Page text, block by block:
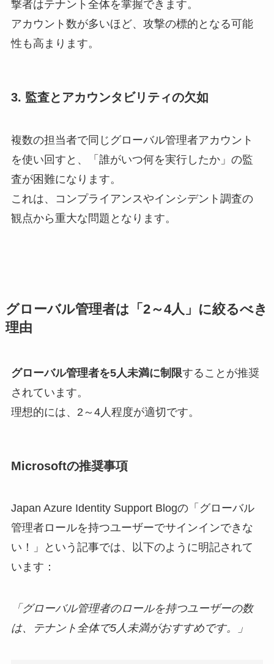
撃者はテナント全体を掌握できます。
アカウント数が多いほど、攻撃の標的となる可能
性も高まります。
3. 監査とアカウンタビリティの欠如
複数の担当者で同じグローバル管理者アカウント
を使い回すと、「誰がいつ何を実行したか」の監
査が困難になります。
これは、コンプライアンスやインシデント調査の
観点から重大な問題となります。
グローバル管理者は「2～4人」に絞るべき
理由
グローバル管理者を5人未満に制限することが推奨
されています。
理想的には、2～4人程度が適切です。
Microsoftの推奨事項
Japan Azure Identity Support Blogの「グローバル
管理者ロールを持つユーザーでサインインできな
い！」という記事では、以下のように明記されて
います：
「グローバル管理者のロールを持つユーザーの数
は、テナント全体で5人未満がおすすめです。」